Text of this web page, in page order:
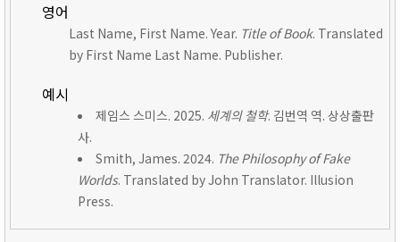
영어
Last Name, First Name. Year. Title of Book. Translated
by First Name Last Name. Publisher.
예시
제임스 스미스. 2025. 세계의 철학. 김번역 역. 상상출판
사.
Smith, James. 2024. The Philosophy of Fake
Worlds. Translated by John Translator. Illusion
Press.